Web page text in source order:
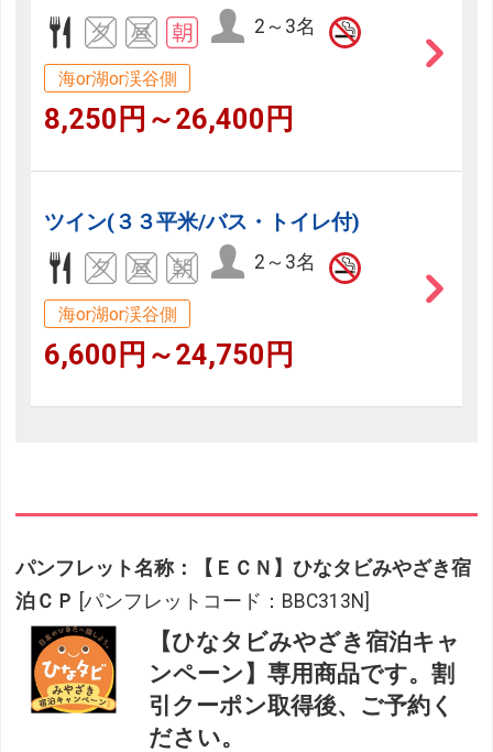
2～3名
海or湖or渓谷側
8,250円～26,400円
ツイン(３３平米/バス・トイレ付)
2～3名
海or湖or渓谷側
6,600円～24,750円
パンフレット名称：【ＥＣＮ】ひなタビみやざき宿
泊ＣＰ [パンフレットコード：BBC313N]
【ひなタビみやざき宿泊キャ
ンペーン】専用商品です。割
引クーポン取得後、ご予約く
ださい。